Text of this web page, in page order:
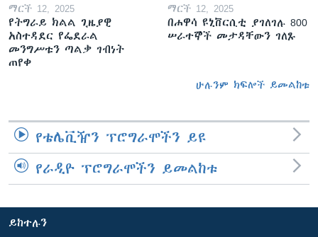
ማርች 12, 2025
የትግራይ ክልል ጊዜያዊ
አስተዳደር የፌደራል
መንግሥቱን ጣልቃ ገብነት
ጠየቀ
ማርች 12, 2025
በሐዋሳ ዩኒቨርሲቲ ያገለገሉ 800
ሠራተኞች መታዳቸውን ገለጹ
ሁሉንም ክፍሎች ይመልከቱ
የቴሌቪዥን ፕሮግራሞችን ይዩ
የራዲዮ ፕሮግራሞችን ይመልከቱ
ይከተሉን